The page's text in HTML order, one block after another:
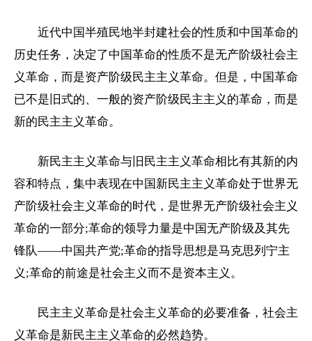
近代中国半殖民地半封建社会的性质和中国革命的
历史任务，决定了中国革命的性质不是无产阶级社会主
义革命，而是资产阶级民主主义革命。但是，中国革命
已不是旧式的、一般的资产阶级民主主义的革命，而是
新的民主主义革命。
新民主主义革命与旧民主主义革命相比有其新的内
容和特点，集中表现在中国新民主主义革命处于世界无
产阶级社会主义革命的时代，是世界无产阶级社会主义
革命的一部分;革命的领导力量是中国无产阶级及其先
锋队——中国共产党;革命的指导思想是马克思列宁主
义;革命的前途是社会主义而不是资本主义。
民主主义革命是社会主义革命的必要准备，社会主
义革命是新民主主义革命的必然趋势。